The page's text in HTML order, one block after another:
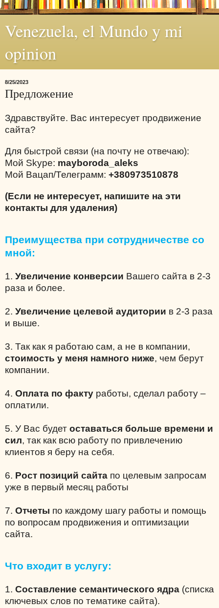
Venezuela, el Mundo y mi
opinion
8/25/2023
Предложение
Здравствуйте. Вас интересует продвижение
сайта?
Для быстрой связи (на почту не отвечаю):
Мой Skype: mayboroda_aleks
Мой Вацап/Телеграмм: +380973510878
(Если не интересует, напишите на эти
контакты для удаления)
Преимущества при сотрудничестве со
мной:
1. Увеличение конверсии Вашего сайта в 2-3
раза и более.
2. Увеличение целевой аудитории в 2-3 раза
и выше.
3. Так как я работаю сам, а не в компании,
стоимость у меня намного ниже, чем берут
компании.
4. Оплата по факту работы, сделал работу –
оплатили.
5. У Вас будет оставаться больше времени и
сил, так как всю работу по привлечению
клиентов я беру на себя.
6. Рост позиций сайта по целевым запросам
уже в первый месяц работы
7. Отчеты по каждому шагу работы и помощь
по вопросам продвижения и оптимизации
сайта.
Что входит в услугу:
1. Составление семантического ядра (списка
ключевых слов по тематике сайта).